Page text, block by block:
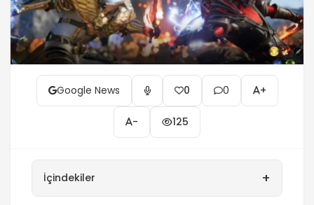
Google News 0 0 +
- 125
İçindekiler +